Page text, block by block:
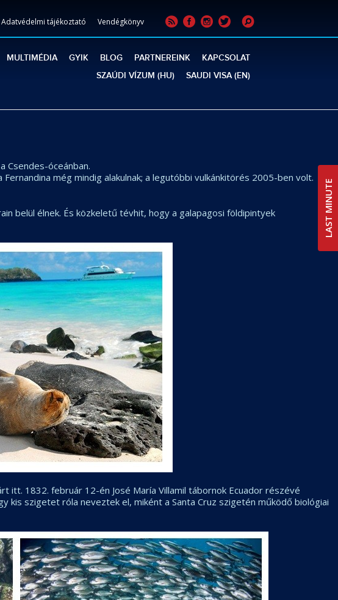
Adatvédelmi tájékoztató Vendégkönyv
MULTIMÉDIA GYIK BLOG PARTNEREINK
KAPCSOLAT
SZAÚDI VÍZUM (HU)
SAUDI VISA (EN)
Csendes-óceánban.
még mindig alakulnak; a legutóbbi vulkánkitörés 2005-ben volt.
belül élnek. És közkeletű tévhit, hogy a galapagosi földipintyek
itt. 1832. február 12-én José María Villamil tábornok Ecuador részévé
szigetet róla neveztek el, miként a Santa Cruz szigetén működő biológiai
LAST MINUTE